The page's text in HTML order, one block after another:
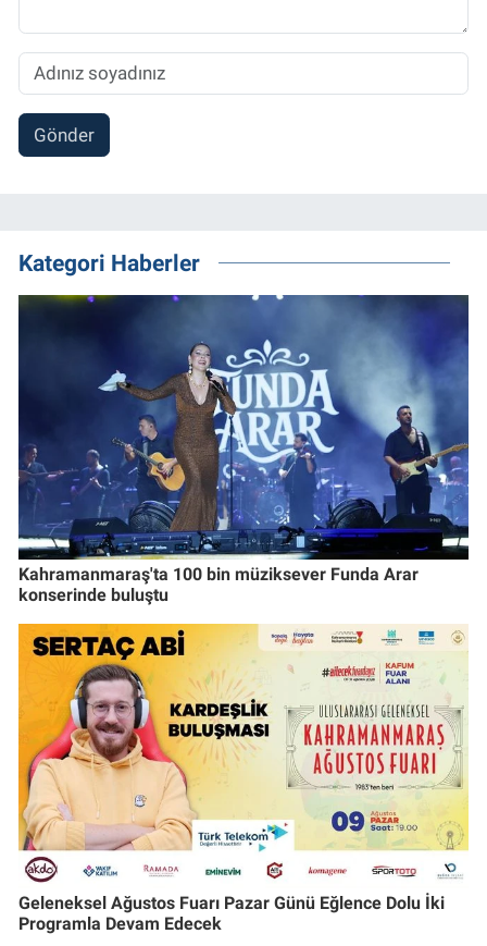
Gönder
Kategori Haberler
Kahramanmaraş'ta 100 bin müziksever Funda Arar
konserinde buluştu
Geleneksel Ağustos Fuarı Pazar Günü Eğlence Dolu İki
Programla Devam Edecek